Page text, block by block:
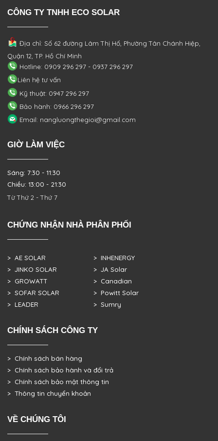
CÔNG TY TNHH ECO SOLAR
Địa chỉ: Số 62 đường Lâm Thị Hố, PhườngTân Chánh Hiệp,
Quận 12, TP. Hồ Chí Minh
Hotline: 0909 296 297 - 0937 296 297
Liên hệ tư vấn
Kỹ thuật: 0947 296 297
Bảo hành: 0966 296 297
Email: nangluongthegioi@gmail.com
GIỜ LÀM VIỆC
Sáng: 7:30 - 11:30
Chiều: 13:00 - 21:30
Từ Thứ 2 - Thứ 7
CHỨNG NHẬN NHÀ PHÂN PHỐI
> AE SOLAR
> JINKO SOLAR
> GROWATT
> SOFAR SOLAR
> LEADER
> INHENERGY
> JA Solar
> Canadian
> Powitt Solar
> Sumry
CHÍNH SÁCH CÔNG TY
> Chính sách bán hàng
> Chính sách bảo hành và đổi trả
> Chính sách bảo mật thông tin
> Thông tin chuyển khoản
VỀ CHÚNG TÔI